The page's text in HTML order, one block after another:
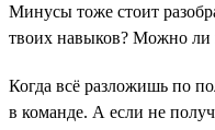
Минусы тоже стоит
твоих навыков? Можно ли
Когда всё разложишь по
в команде. А если не